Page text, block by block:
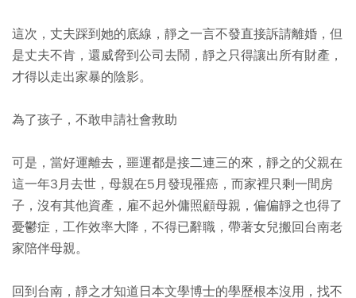
這次，丈夫踩到她的底線，靜之一言不發直接訴請離婚，但
是丈夫不肯，還威脅到公司去鬧，靜之只得讓出所有財產，
才得以走出家暴的陰影。
為了孩子，不敢申請社會救助
可是，當好運離去，噩運都是接二連三的來，靜之的父親在
這一年3月去世，母親在5月發現罹癌，而家裡只剩一間房
子，沒有其他資產，雇不起外傭照顧母親，偏偏靜之也得了
憂鬱症，工作效率大降，不得已辭職，帶著女兒搬回台南老
家陪伴母親。
回到台南，靜之才知道日本文學博士的學歷根本沒用，找不